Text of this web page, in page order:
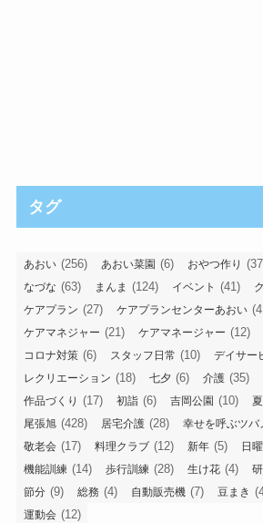
タグ
あおい (256) あおい菜園 (6) おやつ作り
なづな (63) まんま (124) イベント (41)
ケアプラン (27) ケアプランセンターあおい
ケアマネジャー (21) ケアマネージャー (12)
コロナ対策 (6) スタッフ日常 (10) デイサー
レクリエーション (18) 七夕 (6) 介護 (35)
作品づくり (17) 初詣 (6) 吉岡公園 (10)
尾張旭 (428) 居宅介護 (28) 幸せを呼ぶツバ
敬老会 (17) 料理クラブ (12) 新年 (5) 日
機能訓練 (14) 歩行訓練 (28) 生け花 (4)
節分 (9) 総務 (4) 自動販売機 (7) 豆まき
運動会 (12)